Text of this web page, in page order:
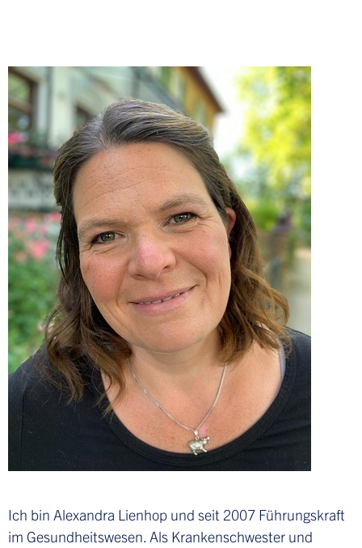
Leistungen
Kurse & Termine
Feedback
Kontakt
Datenschutz
Impressum
Ich bin Alexandra Lienhop und seit 2007 Führungskraft
im Gesundheitswesen. Als Krankenschwester und